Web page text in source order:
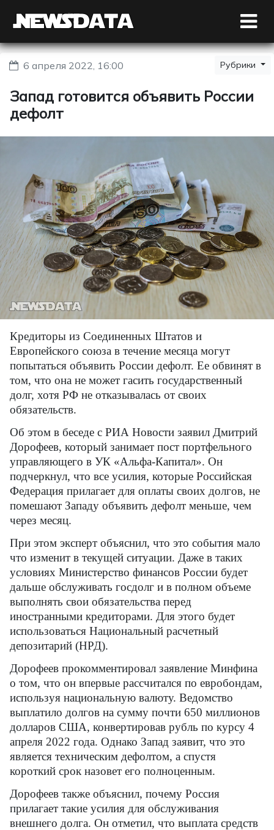
6 апреля 2022, 16:00 Рубрики
Запад готовится объявить России
дефолт
Кредиторы из Соединенных Штатов и
Европейского союза в течение месяца могут
попытаться объявить России дефолт. Ее обвинят в
том, что она не может гасить государственный
долг, хотя РФ не отказывалась от своих
обязательств.
Об этом в беседе с РИА Новости заявил Дмитрий
Дорофеев, который занимает пост портфельного
управляющего в УК «Альфа-Капитал». Он
подчеркнул, что все усилия, которые Российская
Федерация прилагает для оплаты своих долгов, не
помешают Западу объявить дефолт меньше, чем
через месяц.
При этом эксперт объяснил, что это события мало
что изменит в текущей ситуации. Даже в таких
условиях Министерство финансов России будет
дальше обслуживать госдолг и в полном объеме
выполнять свои обязательства перед
иностранными кредиторами. Для этого будет
использоваться Национальный расчетный
депозитарий (НРД).
Дорофеев прокомментировал заявление Минфина
о том, что он впервые рассчитался по евробондам,
используя национальную валюту. Ведомство
выплатило долгов на сумму почти 650 миллионов
долларов США, конвертировав рубль по курсу 4
апреля 2022 года. Однако Запад заявит, что это
является техническим дефолтом, а спустя
короткий срок назовет его полноценным.
Дорофеев также объяснил, почему Россия
прилагает такие усилия для обслуживания
внешнего долга. Он отметил, что выплата средств